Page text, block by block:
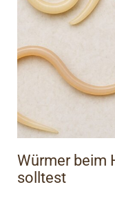
Würmer beim
solltest